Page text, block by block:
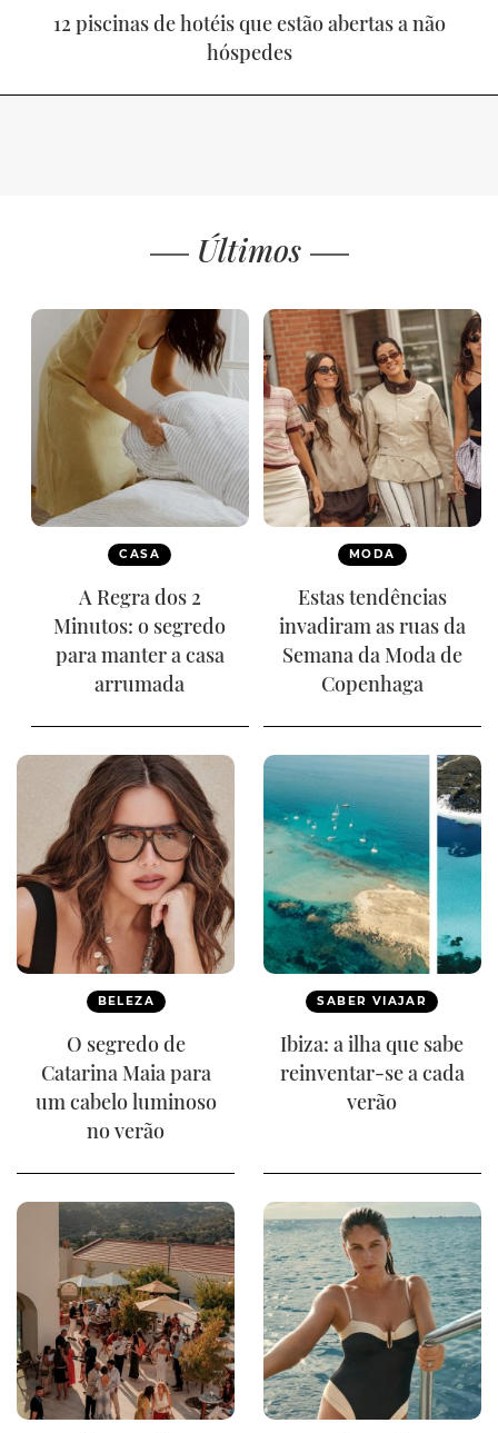
12 piscinas de hotéis que estão abertas a não
hóspedes
Últimos
CASA
A Regra dos 2
Minutos: o segredo
para manter a casa
arrumada
MODA
Estas tendências
invadiram as ruas da
Semana da Moda de
Copenhaga
BELEZA
O segredo de
Catarina Maia para
um cabelo luminoso
no verão
SABER VIAJAR
Ibiza: a ilha que sabe
reinventar-se a cada
verão